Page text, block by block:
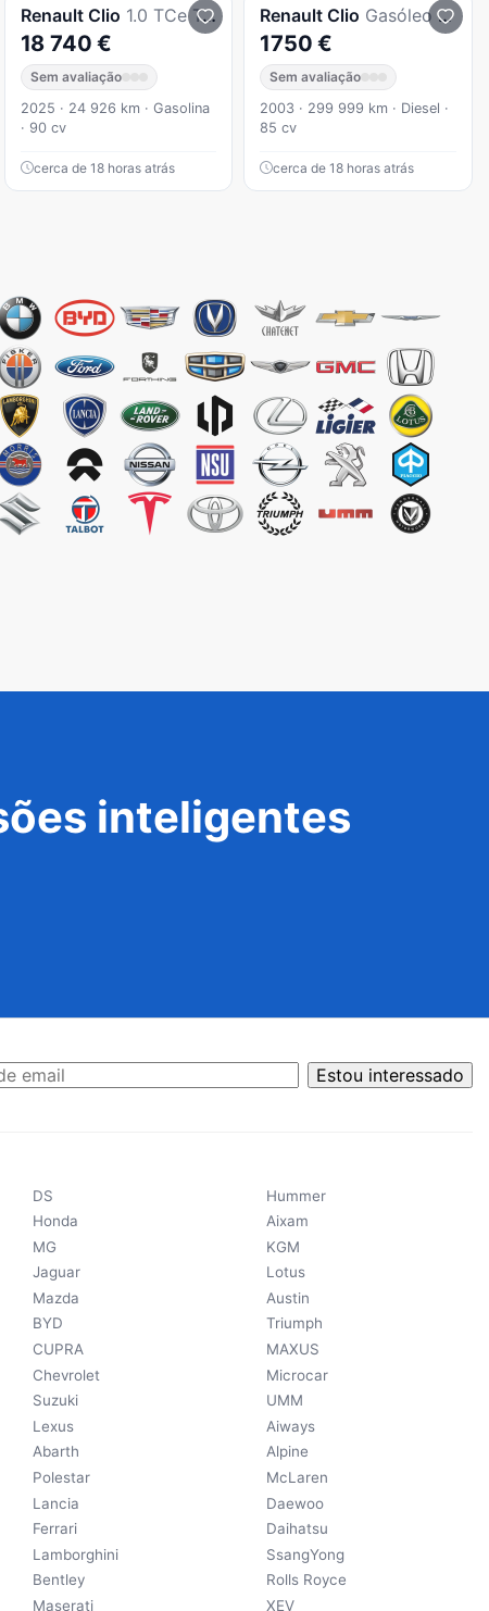
Renault Clio 1.0 TCe Techno
18 740 €
Sem avaliação
2025 · 24 926 km · Gasolina
· 90 cv
cerca de 18 horas atrás
Renault Clio Gasóleo 5 Lugares
1750 €
Sem avaliação
2003 · 299 999 km · Diesel ·
85 cv
cerca de 18 horas atrás
inteligentes
Estou interessado
DS
Honda
MG
Jaguar
Mazda
BYD
CUPRA
Chevrolet
Suzuki
Lexus
Abarth
Polestar
Lancia
Ferrari
Lamborghini
Bentley
Maserati
Hummer
Aixam
KGM
Lotus
Austin
Triumph
MAXUS
Microcar
UMM
Aiways
Alpine
McLaren
Daewoo
Daihatsu
SsangYong
Rolls Royce
XEV